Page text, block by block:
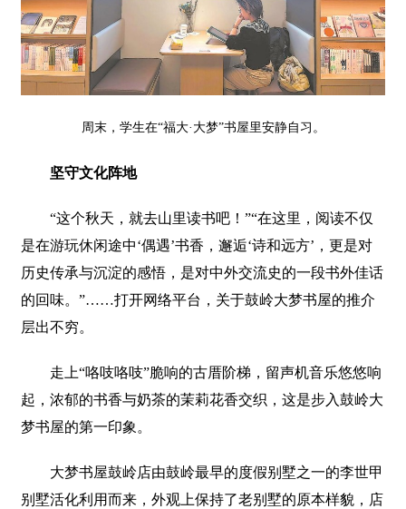
周末，学生在“福大·大梦”书屋里安静自习。
坚守文化阵地
“这个秋天，就去山里读书吧！”“在这里，阅读不仅
是在游玩休闲途中‘偶遇’书香，邂逅‘诗和远方’，更是对
历史传承与沉淀的感悟，是对中外交流史的一段书外佳话
的回味。”……打开网络平台，关于鼓岭大梦书屋的推介
层出不穷。
走上“咯吱咯吱”脆响的古厝阶梯，留声机音乐悠悠响
起，浓郁的书香与奶茶的茉莉花香交织，这是步入鼓岭大
梦书屋的第一印象。
大梦书屋鼓岭店由鼓岭最早的度假别墅之一的李世甲
别墅活化利用而来，外观上保持了老别墅的原本样貌，店